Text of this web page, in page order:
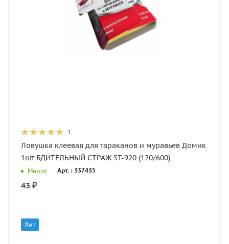
1
Ловушка клеевая для тараканов и муравьев Домик
1шт БДИТЕЛЬНЫЙ СТРАЖ ST-920 (120/600)
Много Арт. : 337435
43 ₽
Хит